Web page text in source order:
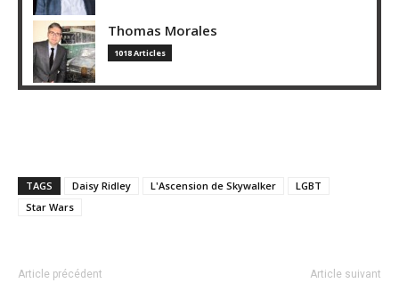
Thomas Morales
1018 Articles
TAGS Daisy Ridley L'Ascension de Skywalker
LGBT
Star Wars
Article précédent Article suivant